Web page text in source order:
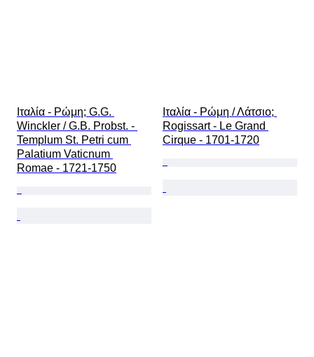
Ιταλία - Ρώμη; G.G.
Winckler / G.B. Probst. -
Templum St. Petri cum
Palatium Vaticnum
Romae - 1721-1750
Ιταλία - Ρώμη / Λάτσιο;
Rogissart - Le Grand
Cirque - 1701-1720